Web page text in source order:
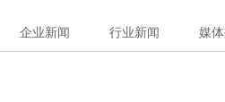
企业新闻 行业新闻 媒